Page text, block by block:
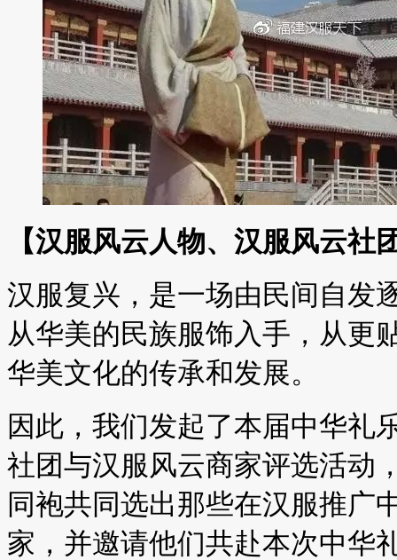
【汉服风云人物、汉服风云社
汉服复兴，是一场由民间自发
从华美的民族服饰入手，从更
华美文化的传承和发展。
因此，我们发起了本届中华礼
社团与汉服风云商家评选活动
同袍共同选出那些在汉服推广
家，并邀请他们共赴本次中华